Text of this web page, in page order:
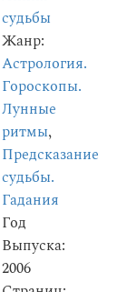
судьбы
Жанр:
Астрология.
Гороскопы.
Лунные
ритмы,
Предсказание
судьбы.
Гадания
Год
Выпуска:
2006